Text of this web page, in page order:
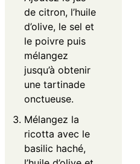
de citron, l’huile
d’olive, le sel et
le poivre puis
mélangez
jusqu’à obtenir
une tartinade
onctueuse.
Mélangez la
ricotta avec le
basilic haché,